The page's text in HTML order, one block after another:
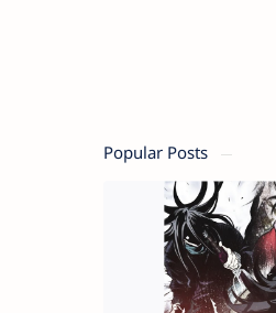
Popular Posts